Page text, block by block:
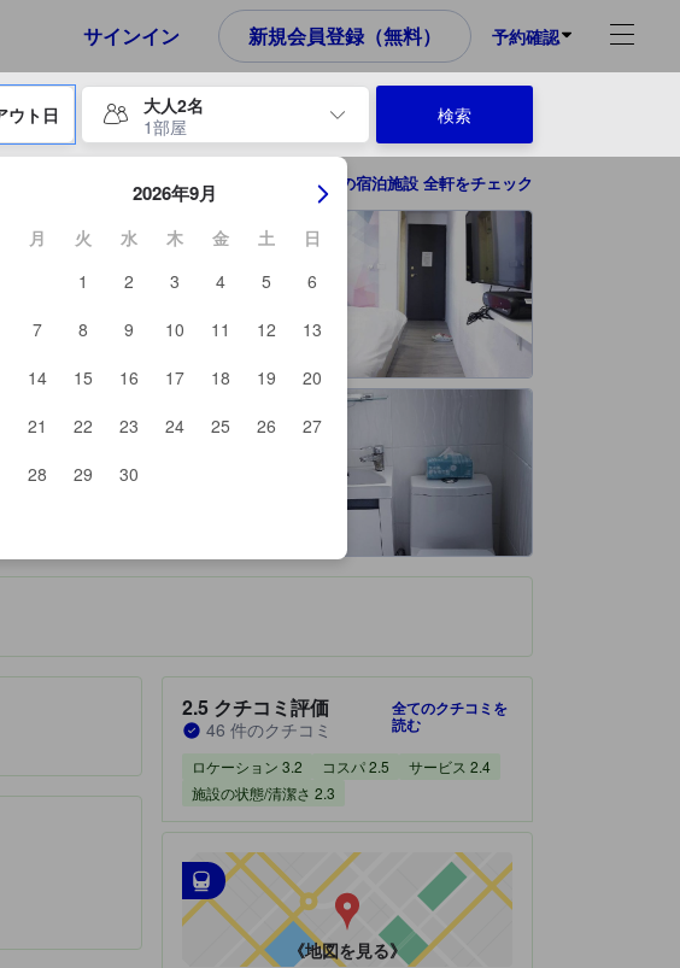
サインイン 新規会員登録（無料） 予約確認
検索します。
ウト日
大人2名
1部屋
します。方向キーを使用して、チェックイン日とチェックアウト日を移動します。
2026年9月
月 火 水 木 金 土
日
1
2 3 4 5
6
7
8 9 10 11 12
13
14
15 16 17 18 19
20
21
22 23 24 25 26
27
28
29 30
検索
台中市の宿泊施設 全軒をチェック
ベルを示すものです。宿泊施設のクチコミスコア：2.5 / 5 クチコミ評価 46 件のクチコミ
2.5 クチコミ評価
46 件のクチコミ
全てのクチコミを
読む
ロケーション 3.2 コスパ 2.5
サービス 2.4
施設の状態/清潔さ 2.3
tooltip
最寄の交通機関
• 最寄の駅：Kongjunyihao Bus Station（距離1.02km）
• 最寄の駅：朝馬バス乗り場（距離1.24km）
《地図を見る》
内容であるため、これから宿泊選びをされるユーザーにとっても参考となる信頼で